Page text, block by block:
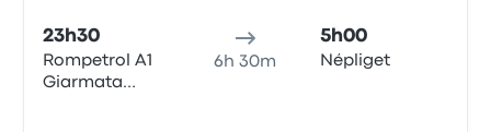
23h30
Rompetrol A1
Giarmata
6h 30m
5h00
Népliget